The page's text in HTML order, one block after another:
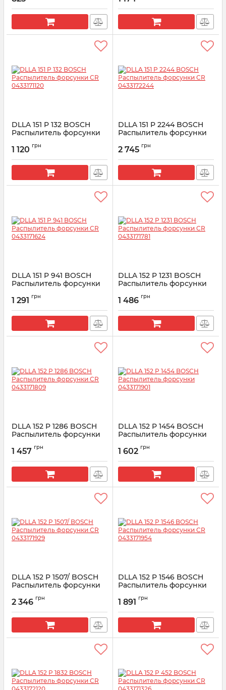
DLLA 151 P 132 BOSCH
Распылитель форсунки
Артикул:
1 120 грн
DLLA 151 P 2244 BOSCH
Распылитель форсунки
Артикул:
2 745 грн
DLLA 151 P 941 BOSCH
Распылитель форсунки
Артикул:
1 291 грн
DLLA 152 P 1231 BOSCH
Распылитель форсунки
Артикул:
1 486 грн
DLLA 152 P 1286 BOSCH
Распылитель форсунки
Артикул:
1 457 грн
DLLA 152 P 1454 BOSCH
Распылитель форсунки
Артикул:
1 602 грн
DLLA 152 P 1507/ BOSCH
Распылитель форсунки
Артикул:
2 346 грн
DLLA 152 P 1546 BOSCH
Распылитель форсунки
Артикул:
1 891 грн